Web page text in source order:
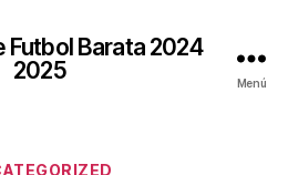
Futbol Barata 2024
2025
Menú
Categorías